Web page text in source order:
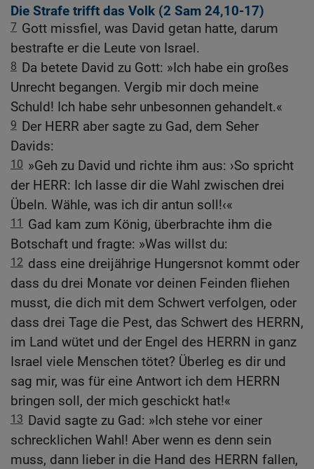
Die Strafe trifft das Volk (2 Sam 24,10-17)
7 Gott missfiel, was David getan hatte, darum
bestrafte er die Leute von Israel.
8 Da betete David zu Gott: »Ich habe ein großes
Unrecht begangen. Vergib mir doch meine
Schuld! Ich habe sehr unbesonnen gehandelt.«
9 Der HERR aber sagte zu Gad, dem Seher
Davids:
10 »Geh zu David und richte ihm aus: ›So spricht
der HERR: Ich lasse dir die Wahl zwischen drei
Übeln. Wähle, was ich dir antun soll!‹«
11
Gad kam zum König, überbrachte ihm die
Botschaft und fragte: »Was willst du:
12 dass eine dreijährige Hungersnot kommt oder
dass du drei Monate vor deinen Feinden fliehen
musst, die dich mit dem Schwert verfolgen, oder
dass drei Tage die Pest, das Schwert des HERRN,
im Land wütet und der Engel des HERRN in ganz
Israel viele Menschen tötet? Überleg es dir und
sag mir, was für eine Antwort ich dem HERRN
bringen soll, der mich geschickt hat!«
13 David sagte zu Gad: »Ich stehe vor einer
schrecklichen Wahl! Aber wenn es denn sein
muss, dann lieber in die Hand des HERRN fallen,